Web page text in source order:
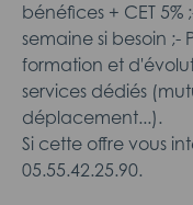
bénéfices + CET
semaine si besoin ;-
formation et
services dédiés
déplacement...).
Si cette offre vous
05.55.42.25.90.